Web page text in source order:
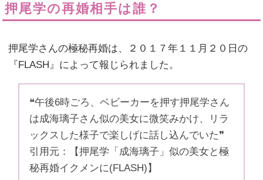
押尾学の再婚相手は誰？
押尾学さんの極秘再婚は、２０１７年１１月２０日の
『FLASH』によって報じられました。
❝午後6時ごろ、ベビーカーを押す押尾学さん
は成海璃子さん似の美女に微笑みかけ、リラ
ックスした様子で楽しげに話し込んでいた❞
引用元：【押尾学「成海璃子」似の美女と極
秘再婚イクメンに(FLASH)】